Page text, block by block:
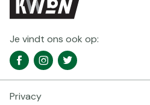
Je vindt ons ook op:
Social
media
navigatie
FacebookInstagramTwitter
Footer
Privacy